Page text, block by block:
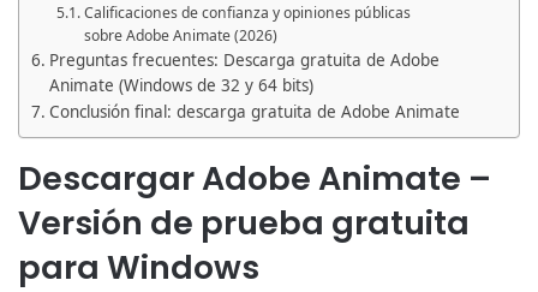
Calificaciones de confianza y opiniones públicas
sobre Adobe Animate (2026)
Preguntas frecuentes: Descarga gratuita de Adobe
Animate (Windows de 32 y 64 bits)
Conclusión final: descarga gratuita de Adobe Animate
DescargarAdobe Animate –
Versión de prueba gratuita
para Windows